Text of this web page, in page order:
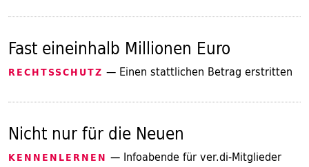
Fast eineinhalb Millionen Euro
RECHTSSCHUTZ — Einen stattlichen Betrag erstritten
Nicht nur für die Neuen
KENNENLERNEN — Infoabende für ver.di-Mitglieder